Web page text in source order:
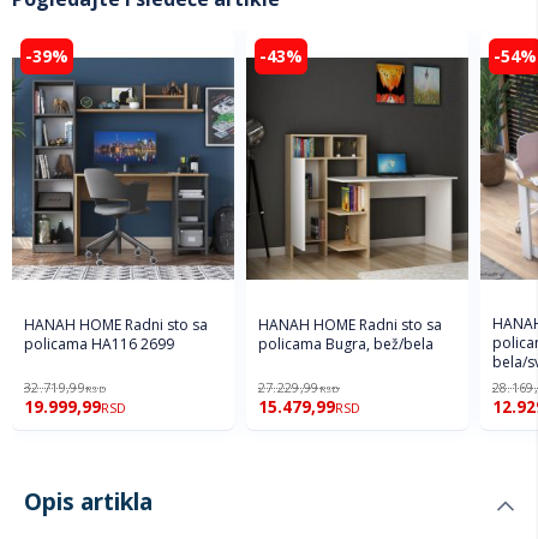
-39%
HANAH HOME Radni sto sa
policama HA116 2699
32.719,99RSD
19.999,99RSD
-43%
HANAH HOME Radni sto sa
policama Bugra, bež/bela
27.229,99RSD
15.479,99RSD
-54%
bela/
Opis artikla